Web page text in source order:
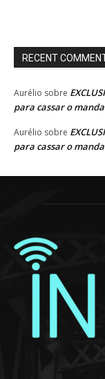
RECENT
Aurélio sobre
para cassar o
Aurélio sobre
para cassar o